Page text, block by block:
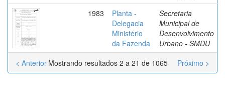
1983
Planta -
Delegacia
Ministério
da Fazenda
Secretaria
Municipal de
Desenvolvimento
Urbano - SMDU
Mostrando resultados 2 a 21 de 1065
< Anterior Próximo >